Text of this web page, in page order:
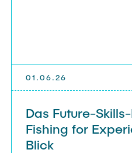
01.06.26
Das Future-
Fishing for
Blick